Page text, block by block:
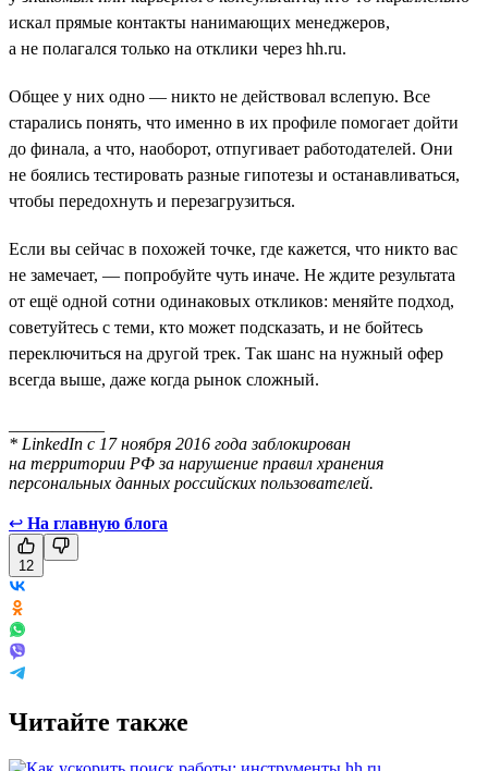
искал прямые контакты нанимающих менеджеров,
а не полагался только на отклики через hh.ru.
Общее у них одно — никто не действовал вслепую. Все
старались понять, что именно в их профиле помогает дойти
до финала, а что, наоборот, отпугивает работодателей. Они
не боялись тестировать разные гипотезы и останавливаться,
чтобы передохнуть и перезагрузиться.
Если вы сейчас в похожей точке, где кажется, что никто вас
не замечает, — попробуйте чуть иначе. Не ждите результата
от ещё одной сотни одинаковых откликов: меняйте подход,
советуйтесь с теми, кто может подсказать, и не бойтесь
переключиться на другой трек. Так шанс на нужный офер
всегда выше, даже когда рынок сложный.
* LinkedIn с 17 ноября 2016 года заблокирован
на территории РФ за нарушение правил хранения
персональных данных российских пользователей.
↩ На главную блога
12
Читайте также